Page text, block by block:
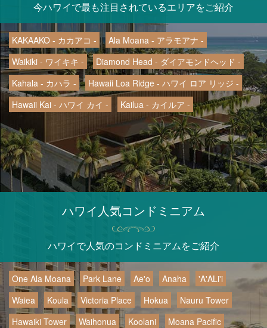
今ハワイで最も注目されているエリアをご紹介
KAKAAKO - カカアコ -
Ala Moana - アラモアナ -
Waikiki - ワイキキ -
Diamond Head - ダイアモンドヘッド -
Kahala - カハラ -
Hawaii Loa Ridge - ハワイ ロア リッジ -
Hawaii Kai - ハワイ カイ -
Kailua - カイルア -
ハワイ人気コンドミニアム
ハワイで人気のコンドミニアムをご紹介
One Ala Moana Park Lane Ae'o Anaha
'A'ALi'i
Waiea
Koula Victoria Place Hokua
Nauru Tower
Hawaiki Tower
Waihonua Koolani
Moana Pacific